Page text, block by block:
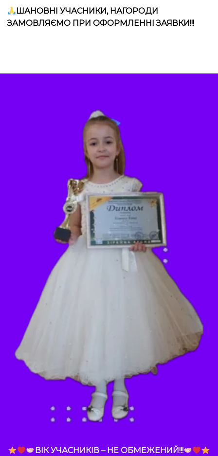
ШАНОВНІ УЧАСНИКИ, НАГОРОДИ
ЗАМОВЛЯЄМО ПРИ ОФОРМЛЕННІ ЗАЯВКИ!!!
ВІК УЧАСНИКІВ – НЕ ОБМЕЖЕНИЙ!!!